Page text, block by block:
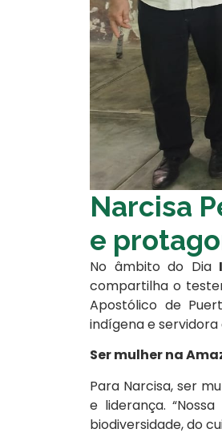
Narcisa
e
No âmbito do Dia
compartilha o
Apostólico de
indígena e servidora
Ser mulher na
Para Narcisa, ser
e liderança.
biodiversidade, do